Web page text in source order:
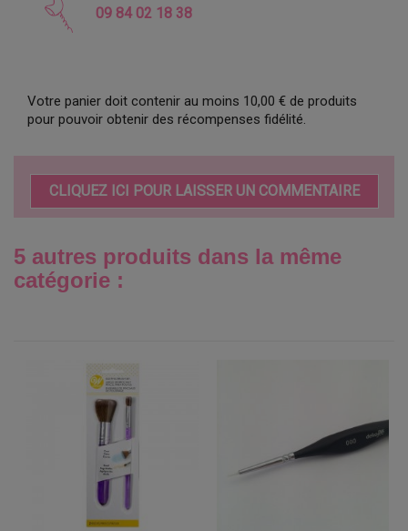
09 84 02 18 38
Votre panier doit contenir au moins 10,00 € de produits
pour pouvoir obtenir des récompenses fidélité.
CLIQUEZ ICI POUR LAISSER UN COMMENTAIRE
5 autres produits dans la même
catégorie :